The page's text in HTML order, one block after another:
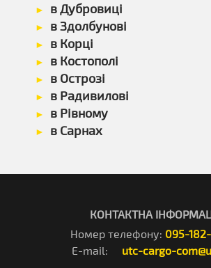
в Дубровиці
в Здолбунові
в Корці
в Костополі
в Острозі
в Радивилові
в Рівному
в Сарнах
КОНТАКТНА
Номер телефону: 095-
E-mail: utc-cargo-